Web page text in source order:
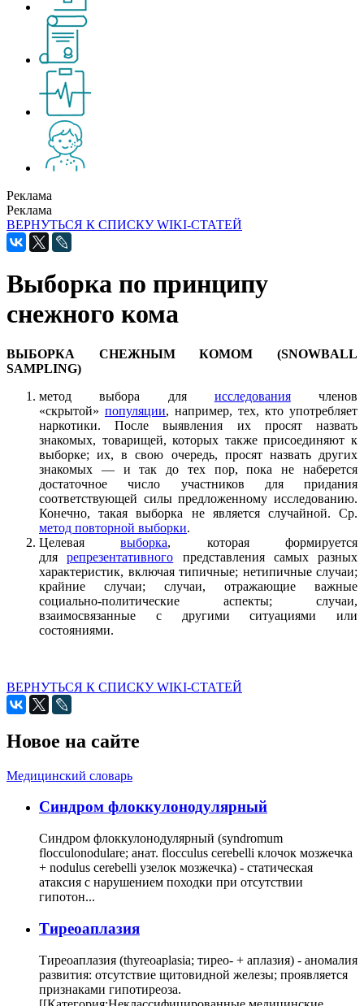
Реклама
Реклама
ВЕРНУТЬСЯ К СПИСКУ WIKI-СТАТЕЙ
Выборка по принципу
снежного кома
ВЫБОРКА СНЕЖНЫМ КОМОМ (SNOWBALL
SAMPLING)
метод выбора для исследованиячленов
«скрытой» популяции, например, тех, кто употребляет
наркотики. После выявления их просят назвать
знакомых, товарищей, которых также присоединяют к
выборке; их, в свою очередь, просят назвать других
знакомых — и так до тех пор, пока не наберется
достаточное число участников для придания
соответствующей силы предложенному исследованию.
Конечно, такая выборка не является случайной. Ср.
метод повторной выборки.
Целеваявыборка, которая формируется
длярепрезентативного представления самых разных
характеристик, включая типичные; нетипичные случаи;
крайние случаи; случаи, отражающие важные
социально-политические аспекты; случаи,
взаимосвязанные с другими ситуациями или
состояниями.
ВЕРНУТЬСЯ К СПИСКУ WIKI-СТАТЕЙ
Новое на сайте
Медицинский словарь
Cиндром флоккулонодулярный
Синдром флоккулонодулярный (syndromum
flocculonodulare; анат. flocculus cerebelli клочок мозжечка
+ nodulus cerebelli узелок мозжечка) - статическая
атаксия с нарушением походки при отсутствии
гипотон...
Тиреоаплазия
Тиреоаплазия (thyreoaplasia; тирео- + аплазия) - аномалия
развития: отсутствие щитовидной железы; проявляется
признаками гипотиреоза.